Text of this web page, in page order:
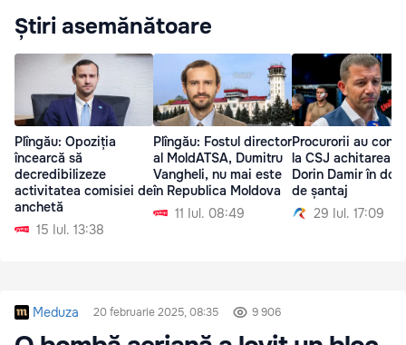
Știri asemănătoare
Plîngău: Opoziția
încearcă să
decredibilizeze
activitatea comisiei de
anchetă
15 Iul. 13:38
Plîngău: Fostul director
al MoldATSA, Dumitru
Vangheli, nu mai este
în Republica Moldova
11 Iul. 08:49
Procurorii au
la CSJ achitarea
Dorin Damir în
de șantaj
29 Iul. 17:09
Meduza 20 februarie 2025, 08:35 9 906